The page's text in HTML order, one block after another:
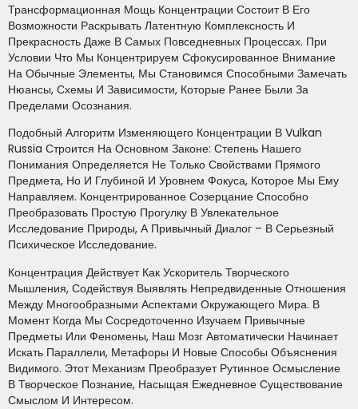
Трансформационная Мощь Концентрации Состоит В Его
Возможности Раскрывать Латентную Комплексность И
Прекрасность Даже В Самых Повседневных Процессах. При
Условии Что Мы Концентрируем Сфокусированное Внимание
На Обычные Элементы, Мы Становимся Способными Замечать
Нюансы, Схемы И Зависимости, Которые Ранее Были За
Пределами Осознания.
Подобный Алгоритм Изменяющего Концентрации В Vulkan
Russia Строится На Основном Законе: Степень Нашего
Понимания Определяется Не Только Свойствами Прямого
Предмета, Но И Глубиной И Уровнем Фокуса, Которое Мы Ему
Направляем. Концентрированное Созерцание Способно
Преобразовать Простую Прогулку В Увлекательное
Исследование Природы, А Привычный Диалог – В Серьезный
Психическое Исследование.
Концентрация Действует Как Ускоритель Творческого
Мышления, Содействуя Выявлять Непредвиденные Отношения
Между Многообразными Аспектами Окружающего Мира. В
Момент Когда Мы Сосредоточенно Изучаем Привычные
Предметы Или Феномены, Наш Мозг Автоматически Начинает
Искать Параллели, Метафоры И Новые Способы Объяснения
Видимого. Этот Механизм Преобразует Рутинное Осмысление
В Творческое Познание, Насыщая Ежедневное Существование
Смыслом И Интересом.